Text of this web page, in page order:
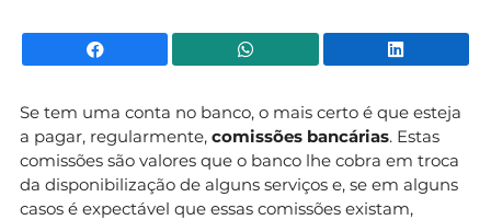
Facebook WhatsApp
Se tem uma conta no banco, o mais certo é que esteja
a pagar, regularmente, comissões bancárias. Estas
comissões são valores que o banco lhe cobra em troca
da disponibilização de alguns serviços e, se em alguns
casos é expectável que essas comissões existam,